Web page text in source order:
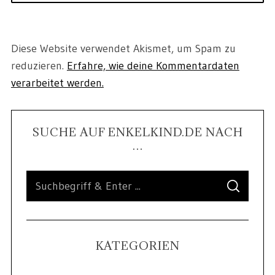
Diese Website verwendet Akismet, um Spam zu
reduzieren. Erfahre, wie deine Kommentardaten
verarbeitet werden.
SUCHE AUF ENKELKIND.DE NACH
…
KATEGORIEN